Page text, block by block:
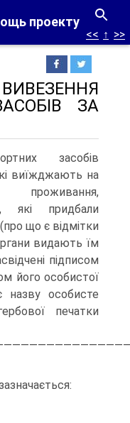
проекту
<< ↑ >>
ЗА
засобів
виїжджають на
які придбали
що є відмітки
видають їм
підписом
його особистої
назву особисте
печатки